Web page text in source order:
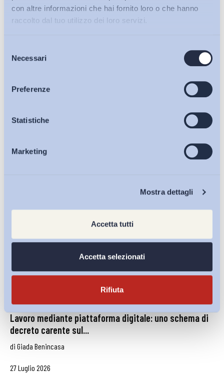
con altre informazioni che hai fornito loro o che hanno
raccolto dal tuo utilizzo dei loro servizi.
delNecessari
Preferenze
Statistiche
Marketing
Mostra dettagli
Accetta tutti
Accetta selezionati
Rifiuta
Bollettini ADAPT
Articoli
Osservatori
Eventi
Condividi su:
Lavoro mediante piattaforma digitale: uno schema di
decreto carente sul...
di Giada Benincasa
27 Luglio 2026